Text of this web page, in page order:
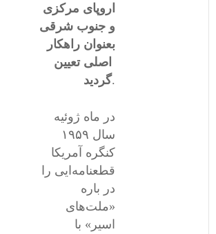
اروپای مرکزی
و جنوب شرقی
بعنوان راهکار
اصلی تعیین
گردید.
در ماه ژوئیه
سال ١۹۵۹
کنگره آمریکا
قطعنامه‌ایی را
در باره
«ملت‌های
اسیر» با